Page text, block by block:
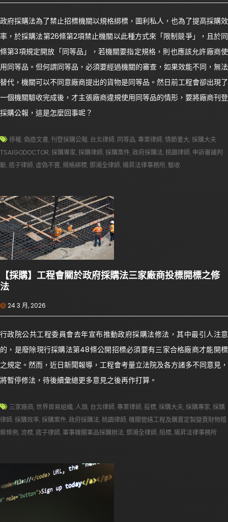
政府採購法為了禁止招標機關以規格綁標，圖利私人，也為了提高採購效
率，於採購法第26條第2項禁止機關以此種方式來「限制競爭」，且於同
條第3項規定開放「同等品」，若機關要指定規格，則也應該允許廠商使
用同等品。但何謂同等品，必須要經過機關的審查，如果效能不同，無法
替代，機關可以不同意廠商提出的貨物是同等品。然日前工程會卻出現了
一個機關驗收完成後，才主張廠商違規使用同等品的情形，要將廠商刊登
採購公報，這是怎麼回事呢？
停權,偽造文書,刊登採購公報, 台北律師, 同等品,專業律師,情節重大,採購大夫
TSAIGODOCTOR,採購專家,採購律師,採購案件,政府採購法,桃園律師, 申訴審議判
斷,痞子律師, 虛偽不實,規格綁標, 鄧湘全律師, 陽昇法律事務所,驗收
【採購】工程會關於政府採購法三家廠商投標開標之修
法
24 3 月, 2026
行政院公共工程委員會去年宣布推動政府採購法修法，其中最引人注意
的，是廢除現行採購法第48條公開招標必須要有三家合格廠商才能開標
之規定。然而，近日新聞報導，工程會考量立法院及各方諸多不同意見，
將暫停修法，待後續彙總更多意見之後再作打算。
三家廠商,世界貿易組織, 人頭, 台北律師,專業律師,投標,採購大夫,採購專家,採購
律師,採購效率,採購案件,政府採購法,桃園律師,機關營繕工程及購置定製變賣財物稽
察條例, 流標,痞子律師, 軍事機關軍品採購辦法, 鄧湘全律師, 陪標, 陽昇法律事務所